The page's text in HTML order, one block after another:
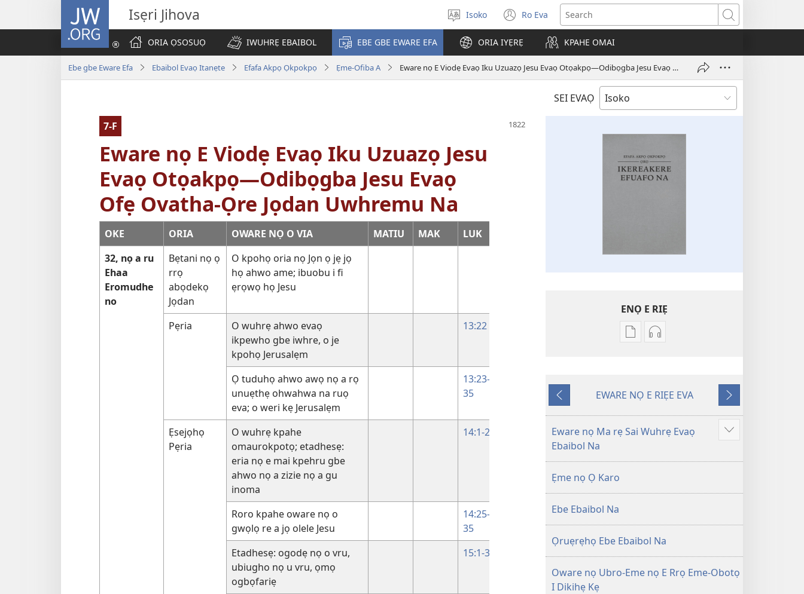
JW.ORG Isẹri Jihova
Salọ
ẹvẹrẹ
Isoko Ro Eva
(opens
new
window)
Search
ORIA ỌSOSUỌ
IWUHRẸ EBAIBOL EBE GBE EWARE EFA ORIA IYẸRẸ KPAHE OMAI
Ebe gbe Eware Efa Ebaibol Evaọ Itanẹte Efafa Akpọ Ọkpokpọ Ẹme-Ofiba A Eware nọ E Viodẹ Evaọ Iku Uzuazọ Jesu Evaọ Otọakpọ—Odibọgba Jesu Evaọ Ofẹ Ovatha-Ọre Jọdan Uwhremu Na
SEI EVAỌ
7-F
Eware nọ E Viodẹ Evaọ Iku Uzuazọ Jesu
Evaọ Otọakpọ—Odibọgba Jesu Evaọ
Ofẹ Ovatha-Ọre Jọdan Uwhremu Na
OKE ORIA OWARE NỌ O VIA MATIU MAK LUK
32, nọ a ru
Ehaa
Eromudhe
no
Bẹtani nọ ọ
rrọ
abọdekọ
Jọdan
O kpohọ oria nọ Jọn ọ jẹ jọ
họ ahwo ame; ibuobu i fi
ẹrọwọ họ Jesu
Pẹria
O wuhrẹ ahwo evaọ
ikpewho gbe iwhre, o je
kpohọ Jerusalẹm
13:22
Ọ tuduhọ ahwo awọ nọ a rọ
unuẹthẹ ohwahwa na ruọ
eva; o weri kẹ Jerusalẹm
13:23-
35
Ẹsejọhọ
Pẹria
O wuhrẹ kpahe
omaurokpotọ; etadhesẹ:
eria nọ e mai kpehru gbe
ahwo nọ a zizie nọ a gu
inoma
14:1-24
Roro kpahe oware nọ o
gwọlọ re a jọ olele Jesu
14:25-
35
Etadhesẹ: ogodẹ nọ o vru,
ubiugho nọ u vru, ọmọ
ogbọfariẹ
15:1-32
ENỌ E RIẸ
Oghẹrẹ
nọ
rẹ
sae
Ọkpokpọ
Ikereakere
Efuafo
Na
(Onọ
Oghẹrẹ
danlodu
Akpọ
Ọkpokpọ
Na
a
wariẹ
fa
evaọ
2013)
Onọ
U
Kpemu
EWARE NỌ E RIẸE EVA
Onọ
O
Kẹle
Eware nọ Ma rẹ Sai Wuhrẹ Evaọ
Ebaibol Na
Show
Ẹme nọ Ọ Karo
Ebe Ebaibol Na
Ọruẹrẹhọ Ebe Ebaibol Na
Oware nọ Ubro-Eme nọ E Rrọ Eme-Obotọ
I Dikihẹ Kẹ